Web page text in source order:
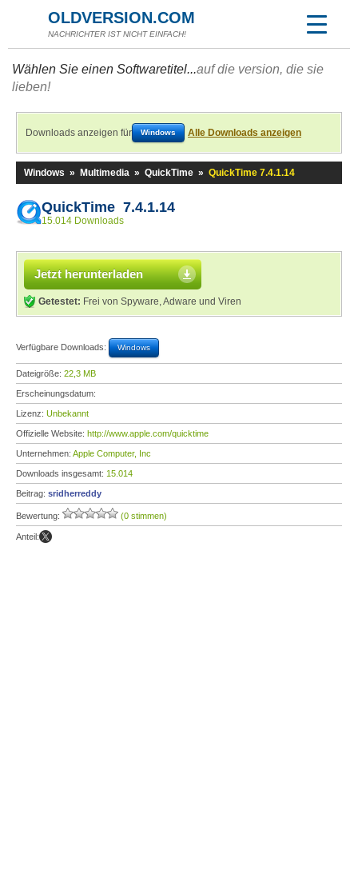
OLDVERSION.COM
NACHRICHTER IST NICHT EINFACH!
Wählen Sie einen Softwaretitel...auf die version, die sie
lieben!
Downloads anzeigen für Windows Alle Downloads anzeigen
Windows » Multimedia » QuickTime » QuickTime 7.4.1.14
QuickTime 7.4.1.14
15.014 Downloads
Jetzt herunterladen
Getestet: Frei von Spyware, Adware und Viren
Verfügbare Downloads: Windows
Dateigröße: 22,3 MB
Erscheinungsdatum:
Lizenz: Unbekannt
Offizielle Website: http://www.apple.com/quicktime
Unternehmen: Apple Computer, Inc
Downloads insgesamt: 15.014
Beitrag: sridherreddy
Bewertung: (0 stimmen)
Anteil: